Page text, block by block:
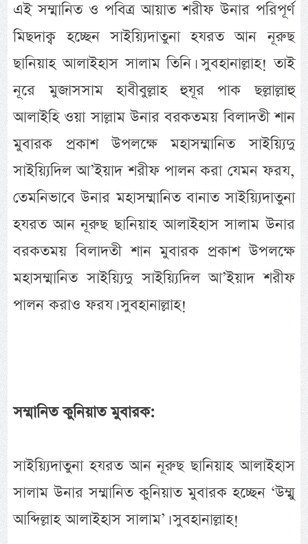
এই সম্মানিত ও পবিত্র আয়াত শরীফ উনার পরিপূর্ণ
মিছদাক্ব হচ্ছেন সাইয়্যিদাতুনা হযরত আন নূরুছ
ছানিয়াহ আলাইহাস সালাম তিনি। সুবহানাল্লাহ! তাই
নূরে মুজাসসাম হাবীবুল্লাহ হুযূর পাক ছল্লাল্লাহু
আলাইহি ওয়া সাল্লাম উনার বরকতময় বিলাদতী শান
মুবারক প্রকাশ উপলক্ষে মহাসম্মানিত সাইয়্যিদু
সাইয়্যিদিল আ’ইয়াদ শরীফ পালন করা যেমন ফরয,
তেমনিভাবে উনার মহাসম্মানিত বানাত সাইয়্যিদাতুনা
হযরত আন নূরুছ ছানিয়াহ আলাইহাস সালাম উনার
বরকতময় বিলাদতী শান মুবারক প্রকাশ উপলক্ষে
মহাসম্মানিত সাইয়্যিদু সাইয়্যিদিল আ’ইয়াদ শরীফ
পালন করাও ফরয। সুবহানাল্লাহ!
সম্মানিত কুনিয়াত মুবারক:
সাইয়্যিদাতুনা হযরত আন নূরুছ ছানিয়াহ আলাইহাস
সালাম উনার সম্মানিত কুনিয়াত মুবারক হচ্ছেন ‘উম্মু
আব্দিল্লাহ আলাইহাস সালাম’। সুবহানাল্লাহ!